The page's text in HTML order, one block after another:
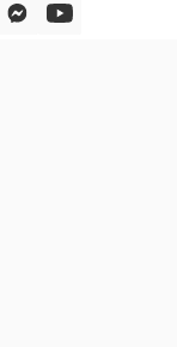
kích thích phát